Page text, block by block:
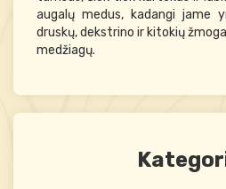
augalų medus, kadangi jame
druskų, dekstrino ir kitokių
medžiagų.